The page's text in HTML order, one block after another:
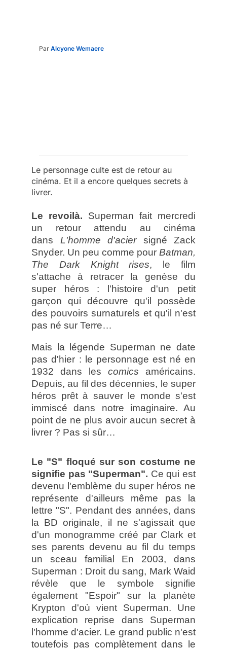
Par Alcyone Wemaere
Le personnage culte est de retour au
cinéma. Et il a encore quelques secrets à
livrer.
Le revoilà. Superman fait mercredi
un retour attendu au cinéma
dans L'homme d'aciersigné Zack
Snyder. Un peu comme pour Batman,
The Dark Knight rises, le film
s'attache à retracer la genèse du
super héros : l'histoire d'un petit
garçon qui découvre qu'il possède
des pouvoirs surnaturels et qu'il n'est
pas né sur Terre…
Mais la légende Superman ne date
pas d'hier : le personnage est né en
1932 dans les comics américains.
Depuis, au fil des décennies, le super
héros prêt à sauver le monde s'est
immiscé dans notre imaginaire. Au
point de ne plus avoir aucun secret à
livrer ? Pas si sûr…
Le "S" floqué sur son costume ne
signifie pas "Superman". Ce qui est
devenu l'emblème du super héros ne
représente d'ailleurs même pas la
lettre "S". Pendant des années, dans
la BD originale, il ne s'agissait que
d'un monogramme créé par Clark et
ses parents devenu au fil du temps
un sceau familial En 2003, dans
Superman : Droit du sang, Mark Waid
révèle que le symbole signifie
également "Espoir" sur la planète
Krypton d'où vient Superman. Une
explication reprise dans Superman
l'homme d'acier. Le grand public n'est
toutefois pas complètement dans le